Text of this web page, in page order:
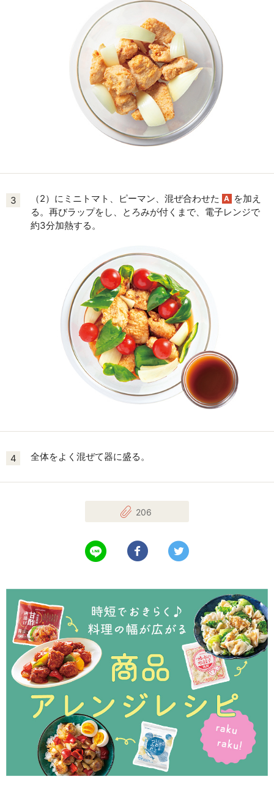
3 （2）にミニトマト、ピーマン、混ぜ合わせた A を加え
る。再びラップをし、とろみが付くまで、電子レンジで
約3分加熱する。
4 全体をよく混ぜて器に盛る。
206
LINEで送る Facebookでシェアする